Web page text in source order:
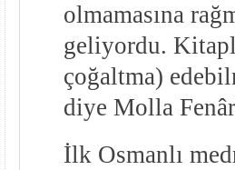
olmamasına
geliyordu.
çoğaltma)
diye Molla
İlk Osmanlı